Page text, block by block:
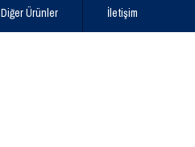
Diğer Ürünler İletişim